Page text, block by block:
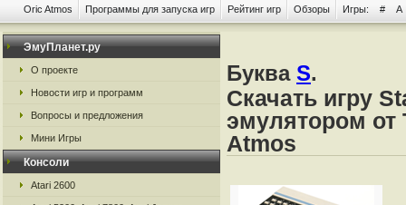
Oric Atmos Программы для запуска игр Рейтинг игр Обзоры Игры: # A
ЭмуПланет.ру
О проекте
Новости игр и программ
Вопросы и предложения
Мини Игры
Консоли
Atari 2600
Буква S.
Скачать игру
эмулятором от
Atmos